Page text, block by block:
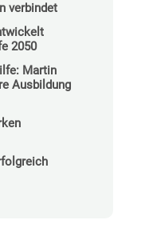
verbindet
2050
Martin
Ausbildung